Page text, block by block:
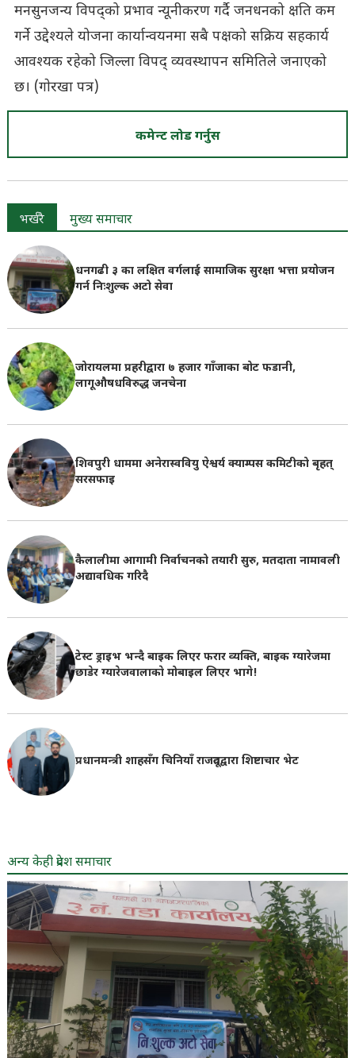
मनसुनजन्य विपद्को प्रभाव न्यूनीकरण गर्दै जनधनको क्षति कम
गर्ने उद्देश्यले योजना कार्यान्वयनमा सबै पक्षको सक्रिय सहकार्य
आवश्यक रहेको जिल्ला विपद् व्यवस्थापन समितिले जनाएको
छ। (गाेरखा पत्र)
कमेन्ट लोड गर्नुस
भर्खरै मुख्य समाचार
धनगढी ३ का लक्षित वर्गलाई सामाजिक सुरक्षा भत्ता प्रयोजन
गर्न निःशुल्क अटो सेवा
जोरायलमा प्रहरीद्वारा ७ हजार गाँजाका बोट फडानी,
लागूऔषधविरुद्ध जनचेना
शिवपुरी धाममा अनेरास्ववियु ऐश्वर्य क्याम्पस कमिटीको बृहत्
सरसफाइ
कैलालीमा आगामी निर्वाचनको तयारी सुरु, मतदाता नामावली
अद्यावधिक गरिदै
टेस्ट ड्राइभ भन्दै बाइक लिएर फरार व्यक्ति, बाइक ग्यारेजमा
छाडेर ग्यारेजवालाकाे मोबाइल लिएर भागे!
प्रधानमन्त्री शाहसँग चिनियाँ राजदूतद्वारा शिष्टाचार भेट
अन्य केही प्रदेश समाचार